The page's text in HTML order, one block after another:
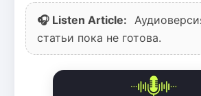
🎧 Listen Article:
статьи пока не готова.